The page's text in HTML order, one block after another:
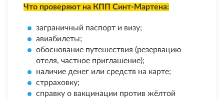
Что проверяют на КПП Синт-Мартена:
заграничный паспорт и визу;
авиабилеты;
обоснование путешествия (резервацию
отеля, частное приглашение);
наличие денег или средств на карте;
стрраховку;
справку о вакцинации против жёлтой